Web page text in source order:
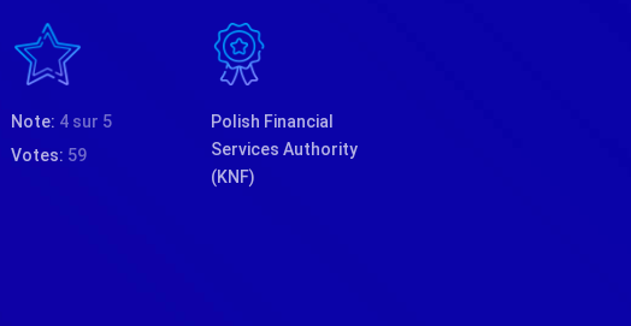
Note: 4 sur 5
Votes: 59
Polish Financial
Services Authority
(KNF)